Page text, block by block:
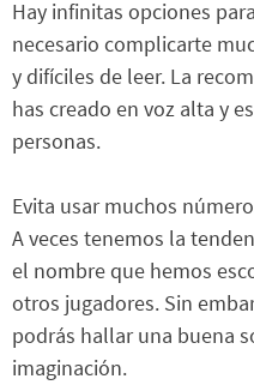
Hay infinitas opciones
necesario complicarte
y difíciles de leer. La
has creado en voz alta y
personas.
Evita usar muchos
A veces tenemos la
el nombre que hemos
otros jugadores. Sin
podrás hallar una buena
imaginación.